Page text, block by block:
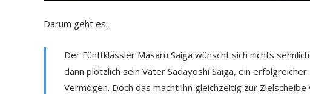
Darum geht es:
Der Fünftklässler Masaru Saiga wünscht sich nichts
dann plötzlich sein Vater Sadayoshi Saiga, ein
Vermögen. Doch das macht ihn gleichzeitig zur